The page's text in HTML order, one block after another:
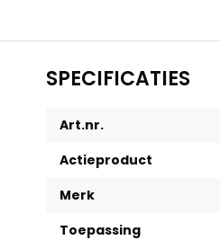
SPECIFICATIES
Art.nr.
Actieproduct
Merk
Toepassing